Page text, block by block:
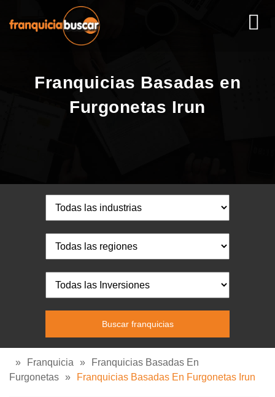
Franquicias Basadas en
Furgonetas Irun
» Franquicia »
Franquicias Basadas En
Furgonetas » Franquicias Basadas En Furgonetas Irun